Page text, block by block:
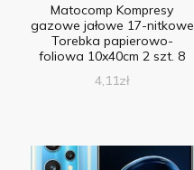
Matocomp Kompresy
gazowe jałowe 17-nitkowe
Torebka papierowo-
foliowa 10x40cm 2 szt. 8
4,11zł